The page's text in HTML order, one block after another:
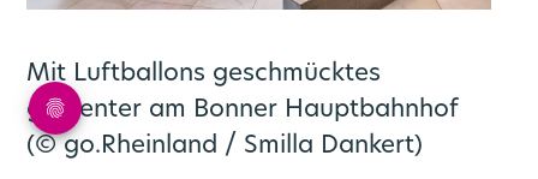
Mit Luftballons geschmücktes
go.Center am Bonner Hauptbahnhof
(© go.Rheinland / Smilla Dankert)